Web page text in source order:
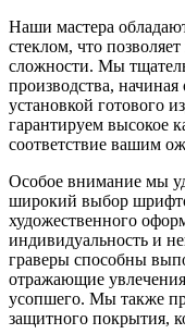
Наши мастера
стеклом, что
сложности. Мы
производства,
установкой готового
гарантируем высокое
соответствие вашим
Особое внимание мы
широкий выбор
художественного
индивидуальность и
граверы способны
отражающие
усопшего. Мы также
защитного покрытия,